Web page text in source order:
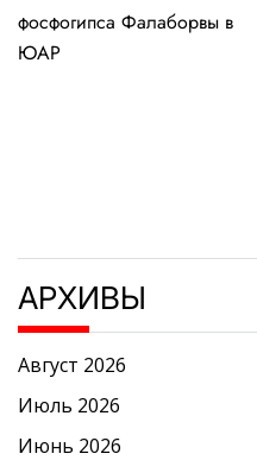
записям
фосфогипса Фалаборвы в
ЮАР
АРХИВЫ
Август 2026
Июль 2026
Июнь 2026